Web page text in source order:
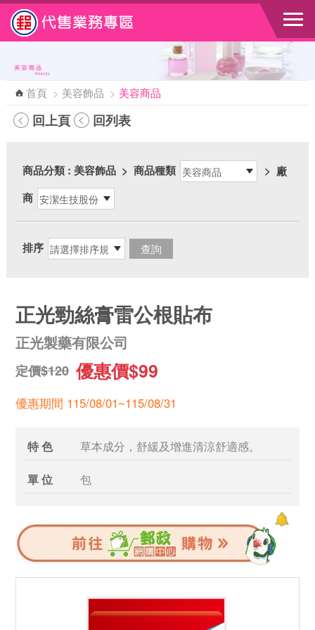
跳到主要內容區塊
首頁 > 美容飾品 > 美容商品
回上頁 回列表
商品分類: 美容飾品 > 商品種類 > 廠
商
排序
正光勁絲膏雷公根貼布
正光製藥有限公司
定價$120 優惠價$99
優惠期間 115/08/01~115/08/31
特 色 草本成分，舒緩及增進清涼舒適感。
單 位 包